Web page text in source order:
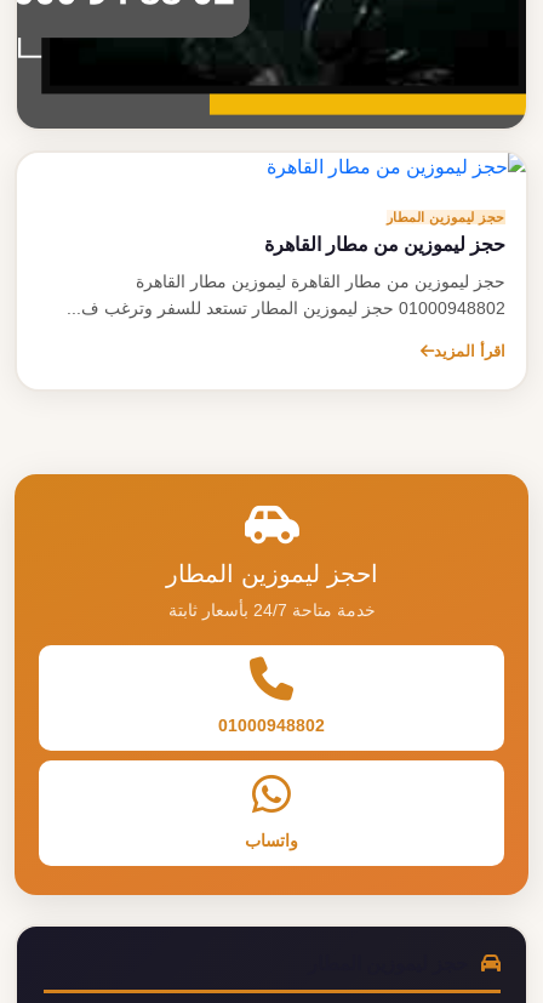
حجز ليموزين المطار
دليل شامل حول حجز ليموزين المطار تعرف على كل ما تحتاجه
قبل الحجز والتفاصيل الكاملة للخدمة
اقرأ المزيد
حجز ليموزين المطار
حجز ليموزين من مطار القاهرة
حجز ليموزين من مطار القاهرة ليموزين مطار القاهرة
01000948802 حجز ليموزين المطار تستعد للسفر وترغب ف...
اقرأ المزيد
احجز ليموزين المطار
خدمة متاحة 24/7 بأسعار ثابتة
01000948802
واتساب
حجز ليموزين المطار